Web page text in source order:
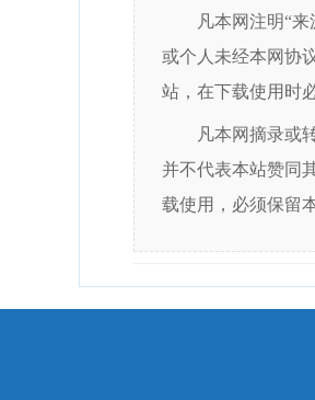
凡本网注明“
或个人未经本网协
站，在下载使用时
凡本网摘录或
并不代表本站赞同
载使用，必须保留